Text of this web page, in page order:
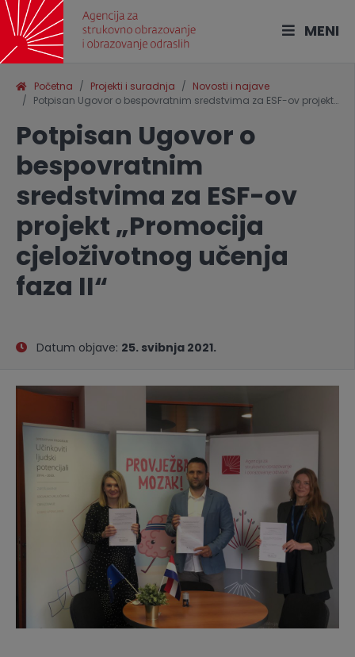
MENI
Početna Projekti i suradnja
Novosti i najave
Potpisan Ugovor o bespovratnim sredstvima za ESF-ov projekt…
Potpisan Ugovor o
bespovratnim
sredstvima za ESF-ov
projekt „Promocija
cjeloživotnog učenja
faza II“
Datum objave: 25. svibnja 2021.